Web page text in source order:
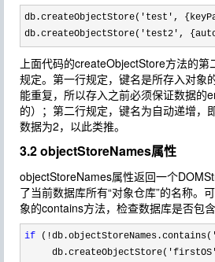
db.createObjectStore('test',
db.createObjectStore( 'test2',
上面代码的createObjectStore方法的
规定。第一行规定，键名是所存入对象
能重复，所以存入之前必须保证数据的
的）；第二行规定，键名为自动递增，
数据为2，以此类推。
3.2 objectStoreNames属性
objectStoreNames属性返回一个
了当前数据库所有“对象仓库”的名称。
象的contains方法，检查数据库是否包含
if
     db.createObjectStore(
'firstOS'